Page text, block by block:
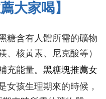
大家喝】
糖含有人體所需的礦物
、核黃素、尼克酸等）
能量。 黑糖塊推薦女
女孩生理期來的時候，